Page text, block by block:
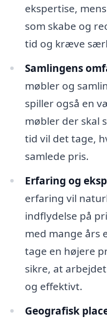
ekspertise,
som skabe og
tid og kræve
Samlingens
møbler og
spiller også en
møbler der skal
tid vil det tage,
samlede pris.
Erfaring og
erfaring vil
indflydelse på
med mange års
tage en højere
sikre, at
og effektivt.
Geografisk